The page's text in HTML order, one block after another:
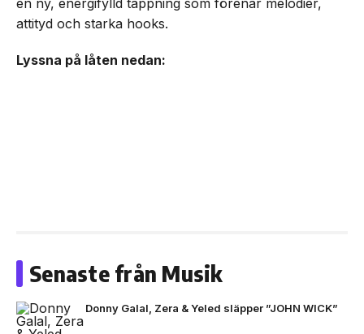
attityd och starka hooks.
Lyssna på låten nedan:
Senaste från Musik
Donny Galal, Zera & Yeled släpper ”JOHN WICK”